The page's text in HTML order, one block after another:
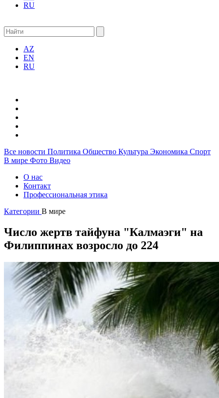
RU
AZ
EN
RU
Все новости Политика Общество Культура Экономика Спорт
В мире Фото Видео
О нас
Контакт
Профессиональная этика
Категории В мире
Число жертв тайфуна "Калмаэги" на
Филиппинах возросло до 224